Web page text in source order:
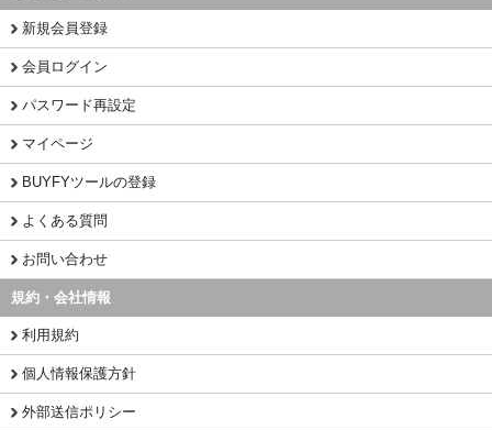
新規会員登録
会員ログイン
パスワード再設定
マイページ
BUYFYツールの登録
よくある質問
お問い合わせ
規約・会社情報
利用規約
個人情報保護方針
外部送信ポリシー